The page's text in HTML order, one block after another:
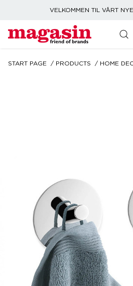
VELKOMMEN TIL VÅRT
START PAGE PRODUCTS HOME